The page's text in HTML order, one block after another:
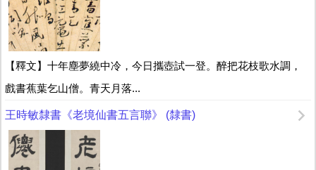
【釋文】十年塵夢繞中冷，今日攜壺試一登。醉把花枝歌水調，
戲書蕉葉乞山僧。青天月落...
王時敏隸書《老境仙書五言聯》 (隸書)